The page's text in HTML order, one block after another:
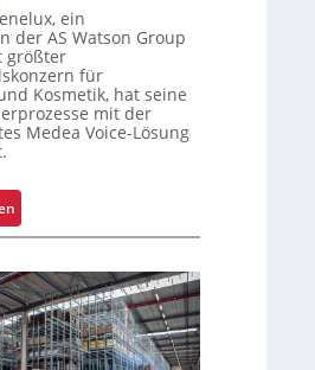
e
n
t
f
ü
r
S
i
c
t
s
t
o
ein
der AS Watson Group
größter
für
Kosmetik, hat seine
mit der
Medea Voice-Lösung
K
m
m
i
s